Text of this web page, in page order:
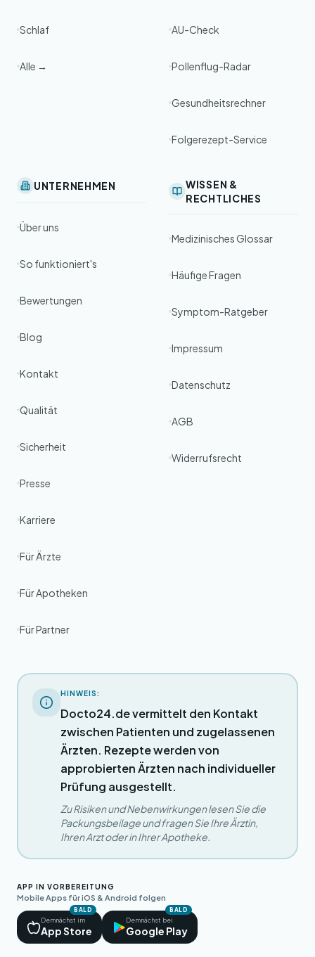
Schlaf
Alle →
AU-Check
Pollenflug-Radar
Gesundheitsrechner
Folgerezept-Service
UNTERNEHMEN
Über uns
So funktioniert's
Bewertungen
Blog
Kontakt
Qualität
Sicherheit
Presse
Karriere
Für Ärzte
Für Apotheken
Für Partner
WISSEN &
RECHTLICHES
Medizinisches Glossar
Häufige Fragen
Symptom-Ratgeber
Impressum
Datenschutz
AGB
Widerrufsrecht
HINWEIS:
Docto24.de vermittelt den Kontakt
zwischen Patienten und zugelassenen
Ärzten. Rezepte werden von
approbierten Ärzten nach individueller
Prüfung ausgestellt.
Zu Risiken und Nebenwirkungen lesen Sie die
Packungsbeilage und fragen Sie Ihre Ärztin,
Ihren Arzt oder in Ihrer Apotheke.
APP IN VORBEREITUNG
Mobile Apps für iOS & Android folgen
BALD
Demnächst im
App Store
BALD
Demnächst bei
Google Play